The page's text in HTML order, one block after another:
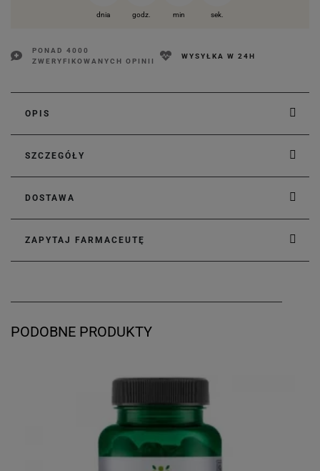
dnia godz. min sek.
PONAD 4000
ZWERYFIKOWANYCH OPINII
WYSYŁKA W 24H
OPIS
SZCZEGÓŁY
DOSTAWA
ZAPYTAJ FARMACEUTĘ
PODOBNE PRODUKTY